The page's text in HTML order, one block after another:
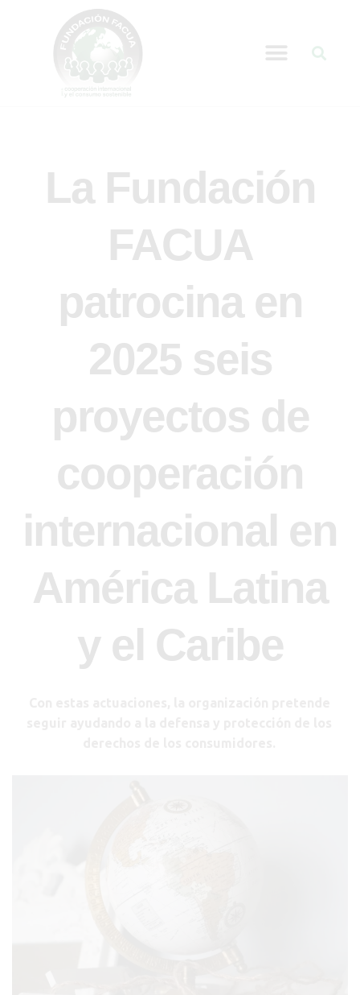
La Fundación
FACUA
patrocina en
2025 seis
proyectos de
cooperación
internacional en
América Latina
y el Caribe